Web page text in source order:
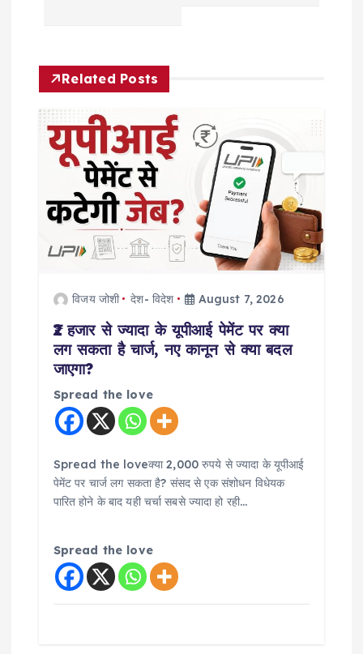
v
g
Related Posts
विजय जोशी देश- विदेश August 7, 2026
₹2 हजार से ज्यादा के यूपीआई पेमेंट पर क्या
लग सकता है चार्ज, नए कानून से क्या बदल
जाएगा?
Spread the love
Spread the loveक्या 2,000 रुपये से ज्यादा के यूपीआई
पेमेंट पर चार्ज लग सकता है? संसद से एक संशोधन विधेयक
पारित होने के बाद यही चर्चा सबसे ज्यादा हो रही…
Spread the love